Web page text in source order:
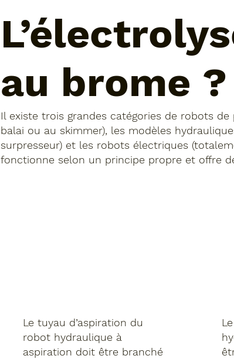
au brome ?
Il existe trois grandes catégories de robots
balai ou au skimmer), les modèles
surpresseur) et les robots électriques
fonctionne selon un principe propre et offre
Le tuyau d’aspiration du
robot hydraulique à
aspiration doit être branché